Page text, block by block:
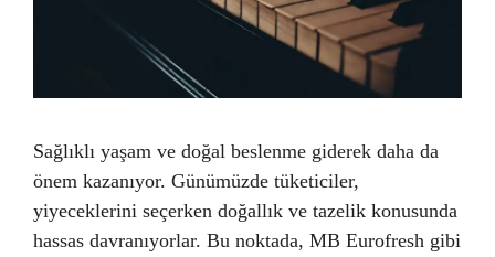
Sağlıklı yaşam ve doğal beslenme giderek daha da
önem kazanıyor. Günümüzde tüketiciler,
yiyeceklerini seçerken doğallık ve tazelik konusunda
hassas davranıyorlar. Bu noktada, MB Eurofresh gibi